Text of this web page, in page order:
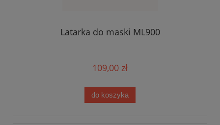
Latarka do maski ML900
109,00 zł
do koszyka